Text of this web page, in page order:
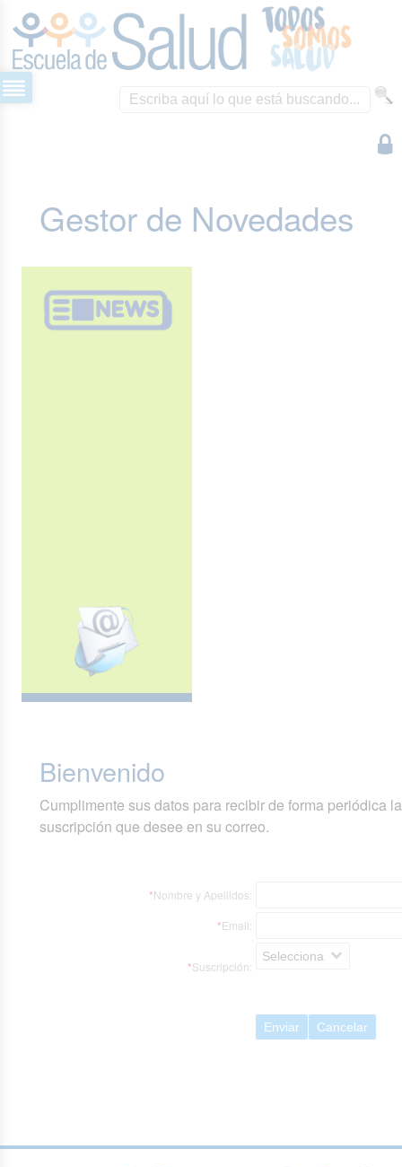
Gestor de Novedades
Bienvenido
Cumplimente sus datos para recibir de forma periódica
suscripción que desee en su correo.
*Nombre y Apellidos:
*Email:
*Suscripción:
Selecciona
Enviar Cancelar